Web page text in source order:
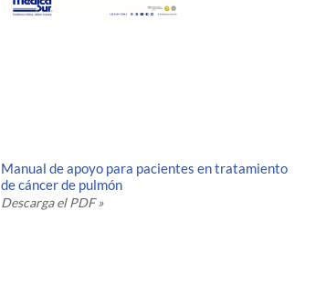
Manual de apoyo para pacientes en tratamiento
de cáncer de pulmón
Descarga el PDF »